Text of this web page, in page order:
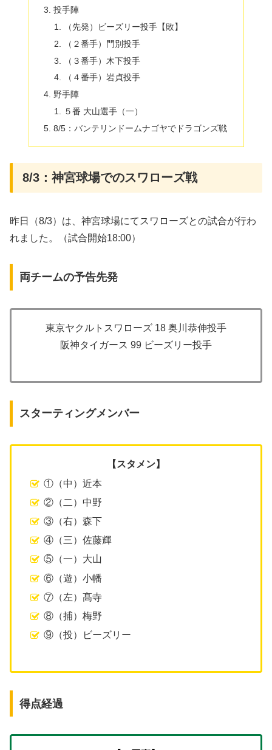
投手陣
（先発）ビーズリー投手【敗】
（２番手）門別投手
（３番手）木下投手
（４番手）岩貞投手
野手陣
５番 大山選手（一）
8/5：バンテリンドームナゴヤでドラゴンズ戦
8/3：神宮球場でのスワローズ戦
昨日（8/3）は、神宮球場にてスワローズとの試合が行わ
れました。（試合開始18:00）
両チームの予告先発
東京ヤクルトスワローズ 18 奥川恭伸投手
阪神タイガース 99 ビーズリー投手
スターティングメンバー
【スタメン】
①（中）近本
②（二）中野
③（右）森下
④（三）佐藤輝
⑤（一）大山
⑥（遊）小幡
⑦（左）髙寺
⑧（捕）梅野
⑨（投）ビーズリー
得点経過